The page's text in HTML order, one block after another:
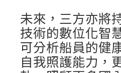
未來，三方亦將
技術的數位化智
可分析船員的健
自我照護能力，